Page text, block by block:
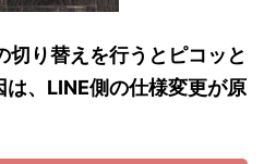
切り替えを行うとピコッと
、LINE側の仕様変更が原